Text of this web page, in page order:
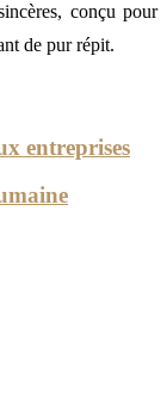
conçu pour
de pur répit.
entreprises